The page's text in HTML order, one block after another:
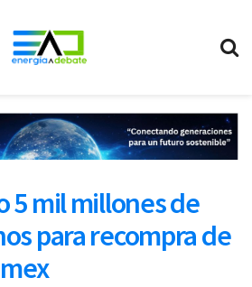
5 mil millones de
para recompra de